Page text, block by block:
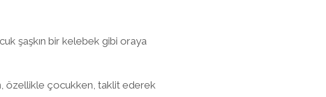
şaşkın bir kelebek gibi oraya
özellikle çocukken, taklit ederek